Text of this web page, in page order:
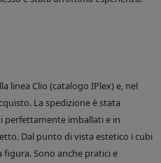
linea Clio (catalogo IPlex) e, nel
La spedizione è stata
perfettamente imballati e in
Dal punto di vista estetico i cubi
Sono anche pratici e